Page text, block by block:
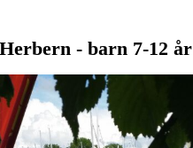
- barn 7-12 år